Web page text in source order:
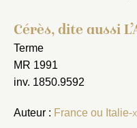
Cérès, dite aussi
Terme
MR 1991
inv. 1850.9592
Auteur : France ou Italie-